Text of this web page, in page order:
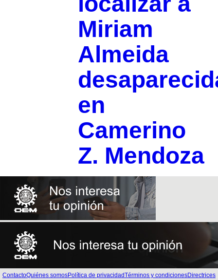
Miriam
Almeida
en
Camerino
Z. Mendoza
ContactoQuiénes somosPolítica de privacidadTérminos y condicionesDirectrices